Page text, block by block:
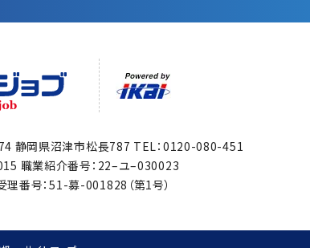
静岡県沼津市松長787 TEL：0120-080-451
職業紹介番号：22–ユ–030023
番号：51-募-001828（第1号）